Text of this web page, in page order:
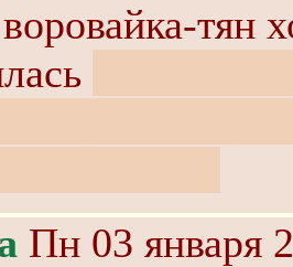
тян
Пн 03 января